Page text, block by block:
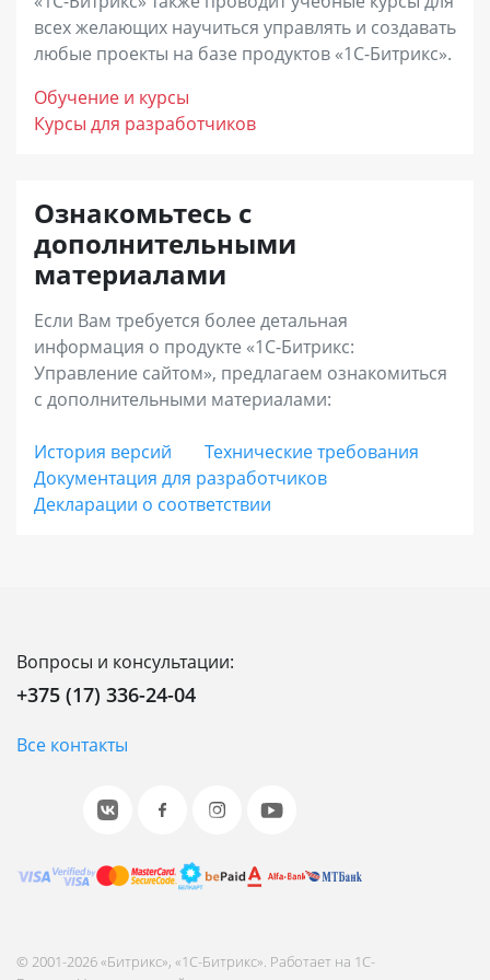
«Бизнес»– лицензия для интернет-магазинов
онлайн-продаж, повышения конверсии и
возможность построения дилерских продаж,
продаж электронных товаров, инструменты
увеличения среднего чека (наборы и
комплекты), запустить программу лояльности
и аффилиатские программы, использовать
расширенную отчетность.
«Энтерпрайз» – лицензия с максимальной
функциональностью для средних и крупных
интернет-магазинов, региональных и
встраивать интернет-магазин в
инфраструктуру компании для лучшей
интеграции и наивысшего качества сервиса.
отказоустойчивое решение для работы
Битрикс.
лицензию с необходимыми параметрами.
года с момента покупки.
пользователем) и не учитывается в
бухгалтерском учете. Ее назначение –
использования программного продукта
Срок действия Ограниченной лицензии
совпадает со сроком исключительных прав на
программный продукт (по статье 988 ГК РБ).
всех желающих научиться управлять и создавать
любые проекты на базе продуктов «1С-Битрикс».
Обучение и курсы
Курсы для разработчиков
Ознакомьтесь с
дополнительными
материалами
Если Вам требуется более детальная
информация о продукте «1С-Битрикс:
Управление сайтом», предлагаем ознакомиться
с дополнительными материалами:
История версий
Технические требования
Документация для разработчиков
Декларации о соответствии
Вопросы и консультации:
+375 (17) 336-24-04
Все контакты
© 2001-2026 «Битрикс», «1С-Битрикс». Работает на 1С-